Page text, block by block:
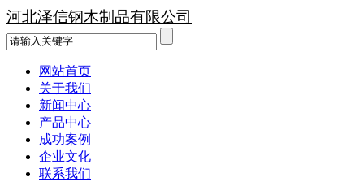
河北泽信钢木制品有限公司
网站首页
关于我们
新闻中心
产品中心
成功案例
企业文化
联系我们